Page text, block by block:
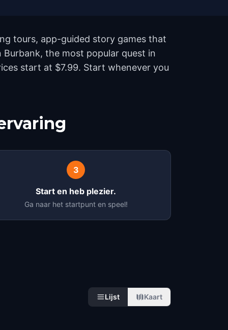
tours, app-guided story games that
the most popular quest in
start at $7.99. Start whenever you
3
Start en heb plezier.
Ga naar het startpunt en speel!
Lijst Kaart